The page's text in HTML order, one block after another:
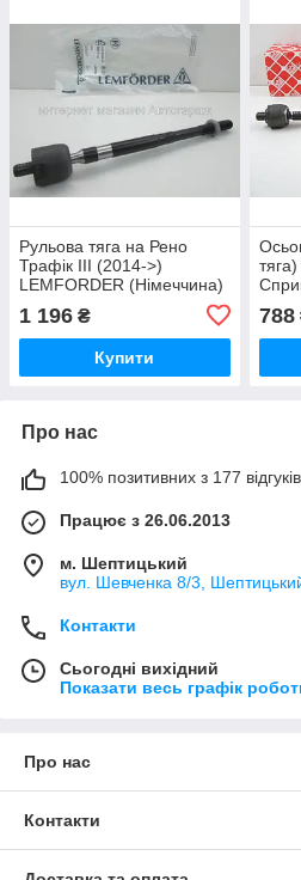
Рульова тяга на Рено
Трафік III (2014->)
LEMFORDER (Німеччина)
1 196 ₴
Купити
788
Про нас
100% позитивних з 177
Працює з 26.06.2013
м. Шептицький
вул. Шевченка 8/3,
Контакти
Сьогодні вихідний
Показати весь графік
Про нас
Контакти